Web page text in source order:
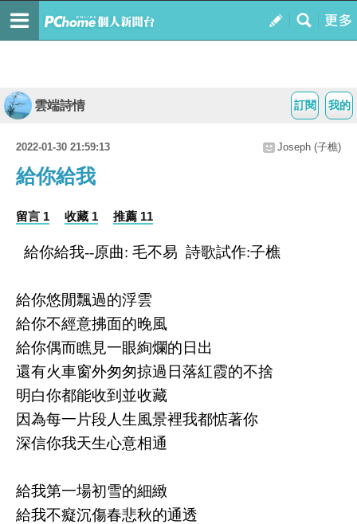
我的
訂閱
雲端詩情
2022-01-30 21:59:13 Joseph (子樵)
給你給我
留言 1 收藏 1 推薦 11
給你給我--原曲: 毛不易 詩歌試作:子樵
給你悠閒飄過的浮雲
給你不經意拂面的晚風
給你偶而瞧見一眼絢爛的日出
還有火車窗外匆匆掠過日落紅霞的不捨
明白你都能收到並收藏
因為每一片段人生風景裡我都惦著你
深信你我天生心意相通
給我第一場初雪的細緻
給我不癡沉傷春悲秋的通透